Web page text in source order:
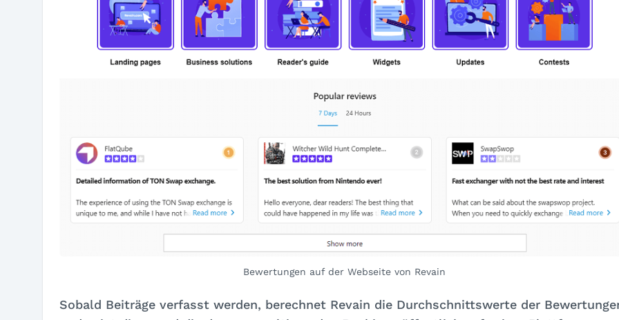
Bewertungen auf der Webseite von Revain
Sobald Beiträge verfasst werden, berechnet Revain die Durchschnittswerte der